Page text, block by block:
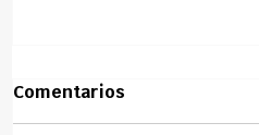
Comentarios